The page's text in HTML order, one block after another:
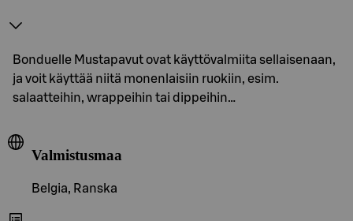
Bonduelle Mustapavut ovat käyttövalmiita sellaisenaan,
ja voit käyttää niitä monenlaisiin ruokiin, esim.
salaatteihin, wrappeihin tai dippeihin…
Valmistusmaa
Belgia, Ranska